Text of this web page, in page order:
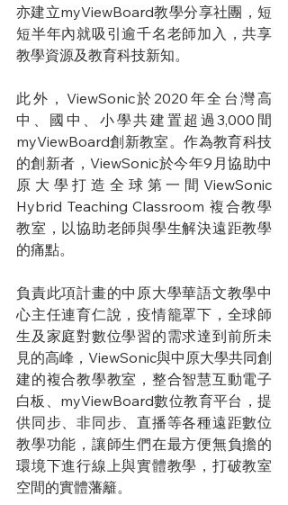
亦建立myViewBoard教學分享社團，短
短半年內就吸引逾千名老師加入，共享
教學資源及教育科技新知。
此外，ViewSonic於2020年全台灣高
中、國中、小學共建置超過3,000間
myViewBoard創新教室。作為教育科技
的創新者，ViewSonic於今年9月協助中
原大學打造全球第一間ViewSonic
Hybrid Teaching Classroom 複合教學
教室，以協助老師與學生解決遠距教學
的痛點。
負責此項計畫的中原大學華語文教學中
心主任連育仁說，疫情籠罩下，全球師
生及家庭對數位學習的需求達到前所未
見的高峰，ViewSonic與中原大學共同創
建的複合教學教室，整合智慧互動電子
白板、myViewBoard數位教育平台，提
供同步、非同步、直播等各種遠距數位
教學功能，讓師生們在最方便無負擔的
環境下進行線上與實體教學，打破教室
空間的實體藩籬。